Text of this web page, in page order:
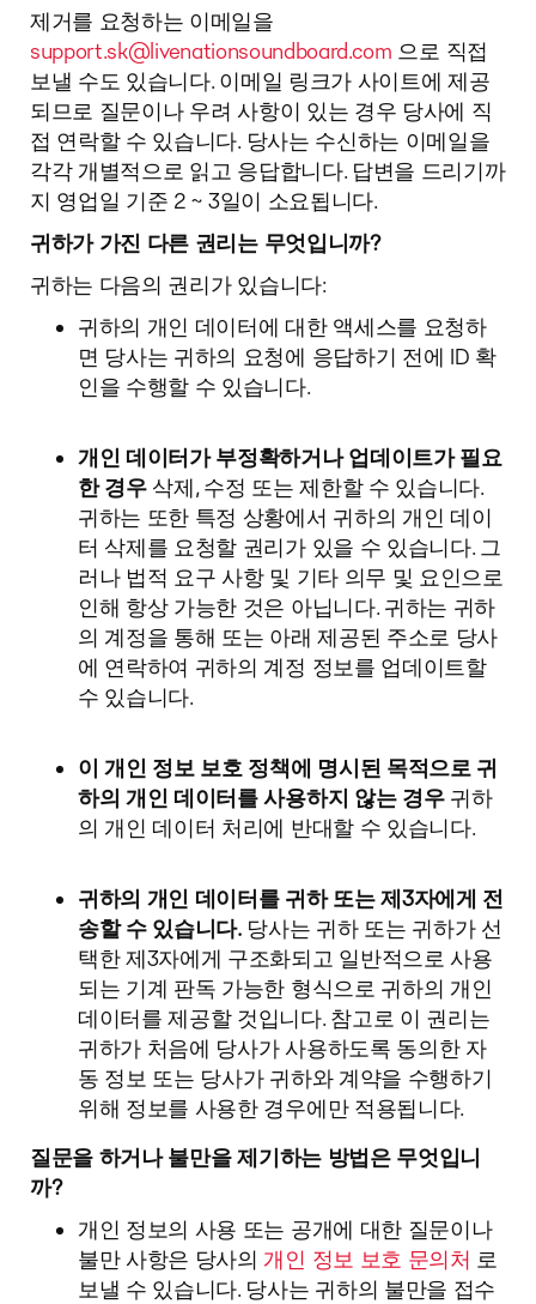
제거를 요청하는 이메일을
support.sk@livenationsoundboard.com 으로 직접
보낼 수도 있습니다. 이메일 링크가 사이트에 제공
되므로 질문이나 우려 사항이 있는 경우 당사에 직
접 연락할 수 있습니다. 당사는 수신하는 이메일을
각각 개별적으로 읽고 응답합니다. 답변을 드리기까
지 영업일 기준 2 ~ 3일이 소요됩니다.
귀하가 가진 다른 권리는 무엇입니까?
귀하는 다음의 권리가 있습니다:
귀하의 개인 데이터에 대한 액세스를 요청하
면 당사는 귀하의 요청에 응답하기 전에 ID 확
인을 수행할 수 있습니다.
개인 데이터가 부정확하거나 업데이트가 필요
한 경우삭제, 수정 또는 제한할 수 있습니다.
귀하는 또한 특정 상황에서 귀하의 개인 데이
터 삭제를 요청할 권리가 있을 수 있습니다. 그
러나 법적 요구 사항 및 기타 의무 및 요인으로
인해 항상 가능한 것은 아닙니다. 귀하는 귀하
의 계정을 통해 또는 아래 제공된 주소로 당사
에 연락하여 귀하의 계정 정보를 업데이트할
수 있습니다.
이 개인 정보 보호 정책에 명시된 목적으로 귀
하의 개인 데이터를 사용하지 않는 경우귀하
의 개인 데이터 처리에 반대할 수 있습니다.
귀하의 개인 데이터를 귀하 또는 제3자에게 전
송할 수 있습니다.당사는 귀하 또는 귀하가 선
택한 제3자에게 구조화되고 일반적으로 사용
되는 기계 판독 가능한 형식으로 귀하의 개인
데이터를 제공할 것입니다. 참고로 이 권리는
귀하가 처음에 당사가 사용하도록 동의한 자
동 정보 또는 당사가 귀하와 계약을 수행하기
위해 정보를 사용한 경우에만 적용됩니다.
질문을 하거나 불만을 제기하는 방법은 무엇입니
까?
개인 정보의 사용 또는 공개에 대한 질문이나
불만 사항은 당사의개인 정보 보호 문의처 로
보낼 수 있습니다. 당사는 귀하의 불만을 접수